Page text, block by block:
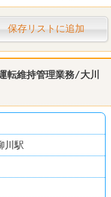
保存リストに追加
転維持管理業務/大川
川駅